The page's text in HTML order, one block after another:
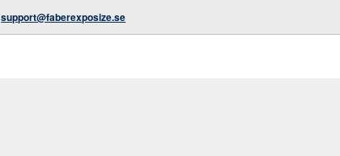
support@faberexposize.se